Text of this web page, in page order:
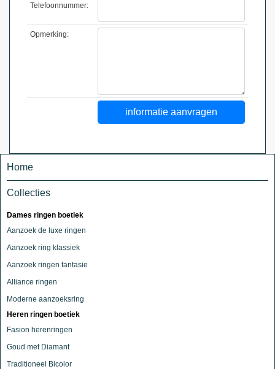
Telefoonnummer:
Opmerking:
Home
Collecties
Dames ringen boetiek
Aanzoek de luxe ringen
Aanzoek ring klassiek
Aanzoek ringen fantasie
Alliance ringen
Moderne aanzoeksring
Heren ringen boetiek
Fasion herenringen
Goud met Diamant
Traditioneel Bicolor